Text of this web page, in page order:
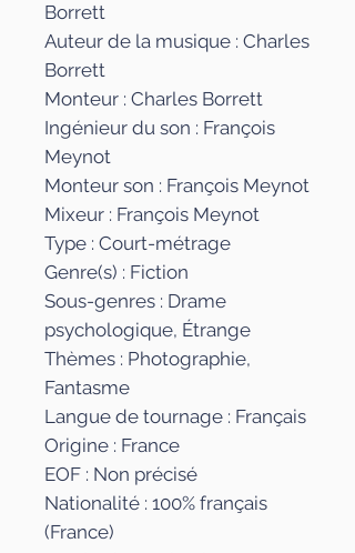
Borrett
Auteur de la musique : Charles
Borrett
Monteur : Charles Borrett
Ingénieur du son : François
Meynot
Monteur son : François Meynot
Mixeur : François Meynot
Type : Court-métrage
Genre(s) : Fiction
Sous-genres : Drame
psychologique, Étrange
Thèmes : Photographie,
Fantasme
Langue de tournage : Français
Origine : France
EOF : Non précisé
Nationalité : 100% français
(France)